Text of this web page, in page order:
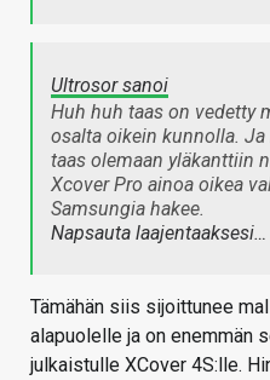
Ultrosor sanoi
Huh huh taas on vedetty
osalta oikein kunnolla.
taas olemaan yläkanttiin
Xcover Pro ainoa oikea
Samsungia hakee.
Napsauta laajentaaksesi…
Tämähän siis sijoittunee
alapuolelle ja on enemmän
julkaistulle XCover 4S:lle.